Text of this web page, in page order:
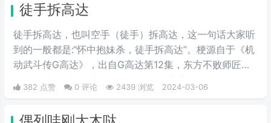
徒手拆高达
徒手拆高达，也叫空手（徒手）拆高达，这一句话大家听
到的一般都是:“怀中抱妹杀，徒手拆高达”。梗源自于《机
动武斗传G高达》，出自G高达第12集，东方不败师匠首
次登场就徒手用多蒙的头巾拆了恶魔高度的眷属MS，也
是空手拆高达一梗的由来。
382 点赞 0 评论 2439 浏览 2024-03-06